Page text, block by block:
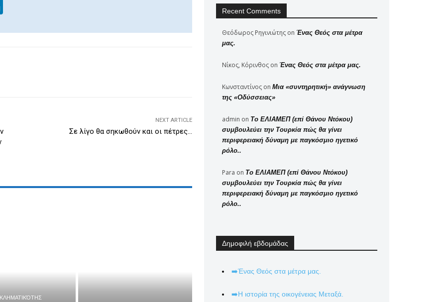
k
NEXT ARTICLE
Σε λίγο θα σηκωθούν και οι πέτρες…
Recent Comments
Θεόδωρος Ρηγινιώτης on Ένας Θεός στα μέτρα
μας.
Νίκος, Κόρινθος on Ένας Θεός στα μέτρα μας.
Κωνσταντίνος on Μια «συντηρητική» ανάγνωση
της «Οδύσσειας»
admin on Το ΕΛΙΑΜΕΠ (επί Θάνου Ντόκου)
συμβουλεύει την Τουρκία πώς θα γίνει
περιφερειακή δύναμη με παγκόσμιο ηγετικό
ρόλο..
Para on Το ΕΛΙΑΜΕΠ (επί Θάνου Ντόκου)
συμβουλεύει την Τουρκία πώς θα γίνει
περιφερειακή δύναμη με παγκόσμιο ηγετικό
ρόλο..
Δημοφιλή εβδομάδας
➡️Ένας Θεός στα μέτρα μας.
➡️Η ιστορία της οικογένειας Μεταξά.